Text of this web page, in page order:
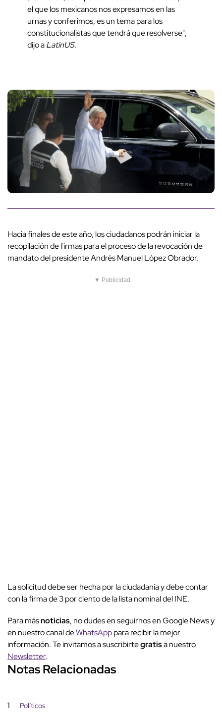
el que los mexicanos nos expresamos en las
urnas y conferimos, es un tema para los
constitucionalistas que tendrá que resolverse",
dijo aLatinUS.
Hacia finales de este año, los ciudadanos podrán iniciar la
recopilación de firmas para el proceso de la revocación de
mandato del presidente Andrés Manuel López Obrador.
▼ Publicidad
La solicitud debe ser hecha por la ciudadanía y debe contar
con la firma de 3 por ciento de la lista nominal del INE.
Para másnoticias, no dudes en seguirnos en Google News y
en nuestro canal deWhatsApppara recibir la mejor
información. Te invitamos a suscribirtegratisa nuestro
Newsletter.
Notas Relacionadas
1 Políticos